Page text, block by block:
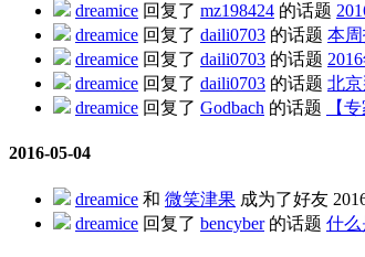
dreamice 回复了 mz198424 的话题
dreamice 回复了 daili0703 的话题 本
dreamice 回复了 daili0703 的话题
dreamice 回复了 daili0703 的话题 北
dreamice 回复了 Godbach 的话题 【
2016-05-04
dreamice 和 微笑津果 成为了好友
dreamice 回复了 bencyber的话题 什